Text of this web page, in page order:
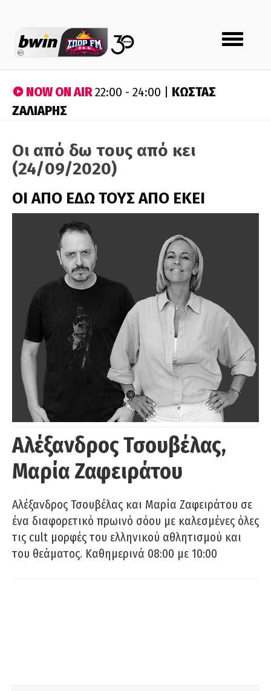
Toggle
navigation
NOW ON AIR22:00 - 24:00 | ΚΩΣΤΑΣ
ΖΑΛΙΑΡΗΣ
Οι από δω τους από κει
(24/09/2020)
ΟΙ ΑΠΟ ΕΔΩ ΤΟΥΣ ΑΠΟ ΕΚΕΙ
Αλέξανδρος Τσουβέλας,
Μαρία Ζαφειράτου
Αλέξανδρος Τσουβέλας και Μαρία Ζαφειράτου σε
ένα διαφορετικό πρωινό σόου με καλεσμένες όλες
τις cult μορφές του ελληνικού αθλητισμού και
του θεάματος. Καθημερινά 08:00 με 10:00